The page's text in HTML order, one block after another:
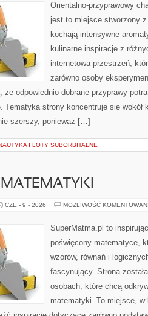
Orientalno-przyprawowy
jest to miejsce stworzony
kochają intensywne
kulinarne inspiracje z
internetowa przestrzeń,
zarówno osoby
że odpowiednio dobrane przyprawy
Tematyka strony koncentruje się wokół
szerszy, ponieważ […]
I LOTY SUBORBITALNE
CZE - 9 - 2026 MOŻLIWOŚĆ
SuperMatma.pl to
poświęcony matematyce,
wzorów, równań i
fascynujący. Strona
osobach, które chcą
matematyki. To miejsce,